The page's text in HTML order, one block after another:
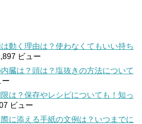
動く理由は？使わなくてもいい持ち
ビュー
臓は？頭は？塩抜きの方法について
ー
は？保存やレシピについても！知っ
ビュー
に添える手紙の文例は？いつまでに